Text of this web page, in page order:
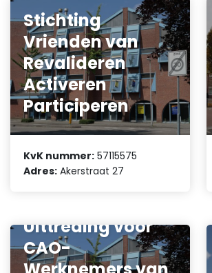
Stichting
Vrienden van
Revalideren
Activeren
Participeren
KvK nummer: 57115575
Adres: Akerstraat 27
Stichting
Uittreding voor
CAO-